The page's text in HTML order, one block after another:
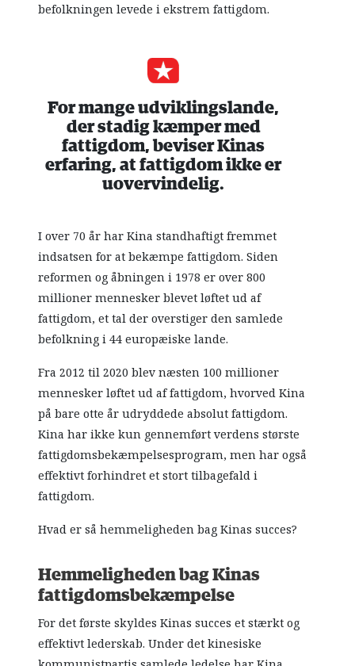
befolkningen levede i ekstrem fattigdom.
For mange udviklingslande,
der stadig kæmper med
fattigdom, beviser Kinas
erfaring, at fattigdom ikke er
uovervindelig.
I over 70 år har Kina standhaftigt fremmet
indsatsen for at bekæmpe fattigdom. Siden
reformen og åbningen i 1978 er over 800
millioner mennesker blevet løftet ud af
fattigdom, et tal der overstiger den samlede
befolkning i 44 europæiske lande.
Fra 2012 til 2020 blev næsten 100 millioner
mennesker løftet ud af fattigdom, hvorved Kina
på bare otte år udryddede absolut fattigdom.
Kina har ikke kun gennemført verdens største
fattigdomsbekæmpelsesprogram, men har også
effektivt forhindret et stort tilbagefald i
fattigdom.
Hvad er så hemmeligheden bag Kinas succes?
Hemmeligheden bag Kinas
fattigdomsbekæmpelse
For det første skyldes Kinas succes et stærkt og
effektivt lederskab. Under det kinesiske